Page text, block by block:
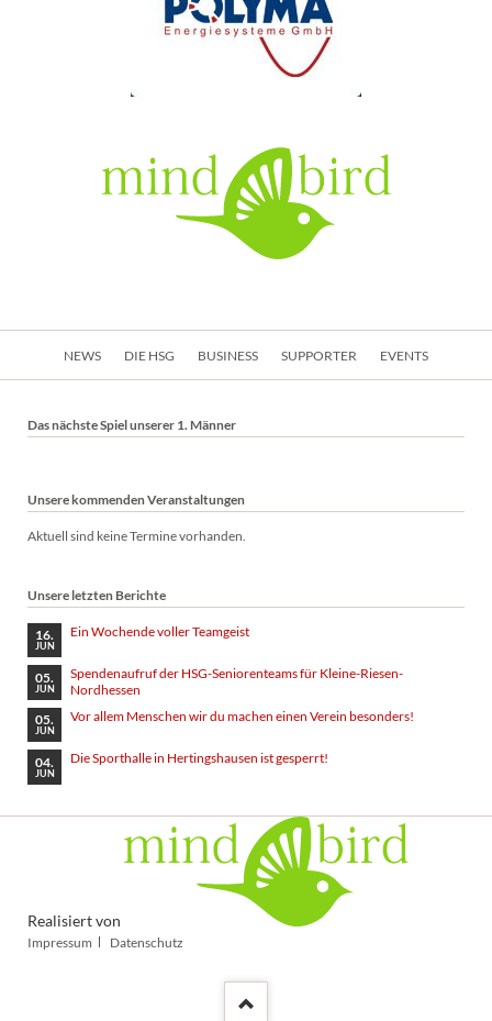
NEWS DIE HSG BUSINESS SUPPORTER EVENTS
Das nächste Spiel unserer 1. Männer
Unsere kommenden Veranstaltungen
Aktuell sind keine Termine vorhanden.
Unsere letzten Berichte
16.
JUN
Ein Wochende voller Teamgeist
05.
JUN
Spendenaufruf der HSG-Seniorenteams für Kleine-Riesen-
Nordhessen
05.
JUN
Vor allem Menschen wir du machen einen Verein besonders!
04.
JUN
Die Sporthalle in Hertingshausen ist gesperrt!
Realisiert von
Navigation
Impressum Datenschutz